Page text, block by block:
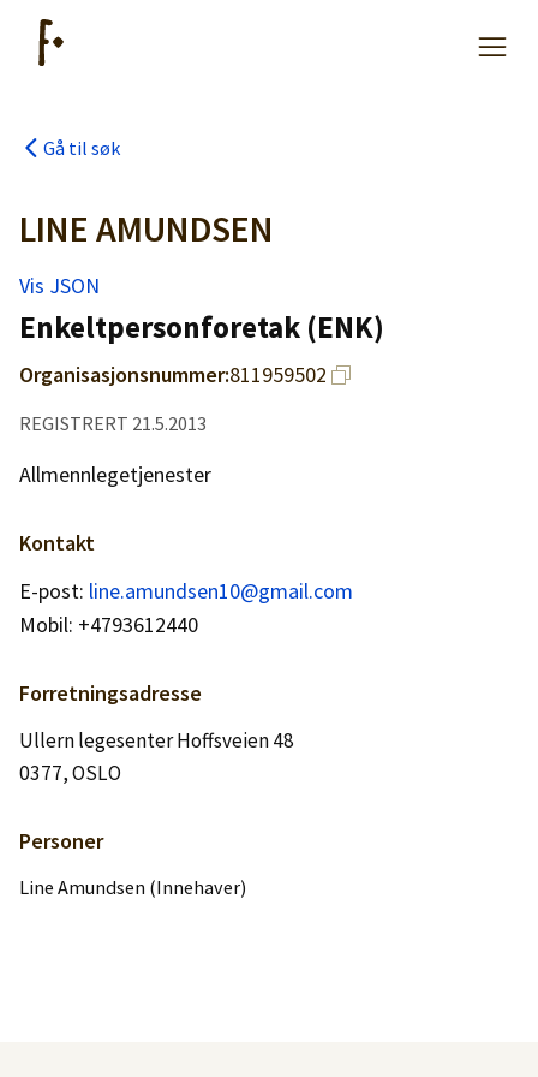
Kjøpe lister
Priser
Logg inn
Lag konto
Gå til søk
LINE AMUNDSEN
Vis JSON
Enkeltpersonforetak (ENK)
Organisasjonsnummer:811959502
REGISTRERT 21.5.2013
Allmennlegetjenester
Kontakt
E-post: line.amundsen10@gmail.com
Mobil: +4793612440
Forretningsadresse
Ullern legesenter Hoffsveien 48
0377, OSLO
Personer
Line Amundsen (Innehaver)